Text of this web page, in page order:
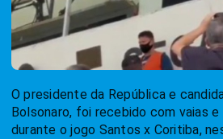
O presidente da República e
Bolsonaro, foi recebido com vaias
durante o jogo Santos x Coritiba,